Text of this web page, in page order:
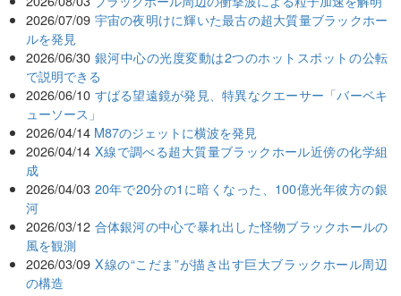
2026/07/09 宇宙の夜明けに輝いた最古の超大質量ブラックホー
ルを発見
2026/06/30 銀河中心の光度変動は2つのホットスポットの公転
で説明できる
2026/06/10 すばる望遠鏡が発見、特異なクエーサー「バーベキ
ューソース」
2026/04/14 M87のジェットに横波を発見
2026/04/14 X線で調べる超大質量ブラックホール近傍の化学組
成
2026/04/03 20年で20分の1に暗くなった、100億光年彼方の銀
河
2026/03/12 合体銀河の中心で暴れ出した怪物ブラックホールの
風を観測
2026/03/09 X線の“こだま”が描き出す巨大ブラックホール周辺
の構造